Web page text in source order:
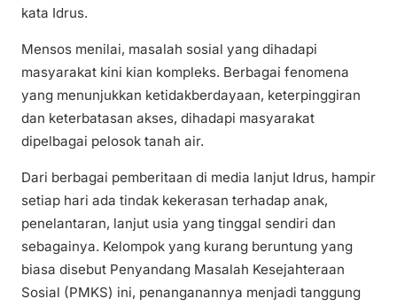
kata Idrus.
Mensos menilai, masalah sosial yang dihadapi
masyarakat kini kian kompleks. Berbagai fenomena
yang menunjukkan ketidakberdayaan, keterpinggiran
dan keterbatasan akses, dihadapi masyarakat
dipelbagai pelosok tanah air.
Dari berbagai pemberitaan di media lanjut Idrus, hampir
setiap hari ada tindak kekerasan terhadap anak,
penelantaran, lanjut usia yang tinggal sendiri dan
sebagainya. Kelompok yang kurang beruntung yang
biasa disebut Penyandang Masalah Kesejahteraan
Sosial (PMKS) ini, penanganannya menjadi tanggung